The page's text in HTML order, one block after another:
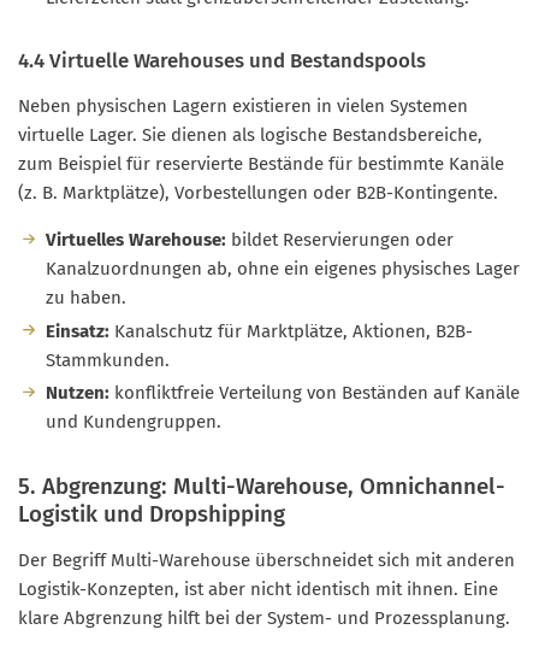
4.4 Virtuelle Warehouses und Bestandspools
Neben physischen Lagern existieren in vielen Systemen
virtuelle Lager. Sie dienen als logische Bestandsbereiche,
zum Beispiel für reservierte Bestände für bestimmte Kanäle
(z. B. Marktplätze), Vorbestellungen oder B2B-Kontingente.
Virtuelles Warehouse: bildet Reservierungen oder
Kanalzuordnungen ab, ohne ein eigenes physisches Lager
zu haben.
Einsatz: Kanalschutz für Marktplätze, Aktionen, B2B-
Stammkunden.
Nutzen: konfliktfreie Verteilung von Beständen auf Kanäle
und Kundengruppen.
5. Abgrenzung: Multi-Warehouse, Omnichannel-
Logistik und Dropshipping
Der Begriff Multi-Warehouse überschneidet sich mit anderen
Logistik-Konzepten, ist aber nicht identisch mit ihnen. Eine
klare Abgrenzung hilft bei der System- und Prozessplanung.